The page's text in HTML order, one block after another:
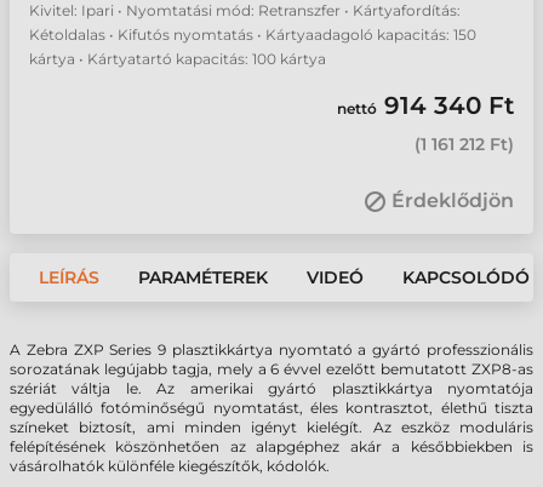
Kivitel: Ipari • Nyomtatási mód: Retranszfer • Kártyafordítás:
Kétoldalas • Kifutós nyomtatás • Kártyaadagoló kapacitás: 150
kártya • Kártyatartó kapacitás: 100 kártya
nettó 914 340 Ft
(1 161 212 Ft)
Érdeklődjön
LEÍRÁS PARAMÉTEREK VIDEÓ KAPCSOLÓDÓ
A Zebra ZXP Series 9 plasztikkártya nyomtató a gyártó professzionális
sorozatának legújabb tagja, mely a 6 évvel ezelőtt bemutatott ZXP8-as
szériát váltja le. Az amerikai gyártó plasztikkártya nyomtatója
egyedülálló fotóminőségű nyomtatást, éles kontrasztot, élethű tiszta
színeket biztosít, ami minden igényt kielégít. Az eszköz moduláris
felépítésének köszönhetően az alapgéphez akár a későbbiekben is
vásárolhatók különféle kiegészítők, kódolók.